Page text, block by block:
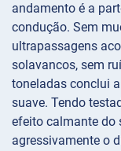
andamento é a
condução. Sem
ultrapassagens
solavancos, sem
toneladas conclui
suave. Tendo
efeito calmante do
agressivamente o